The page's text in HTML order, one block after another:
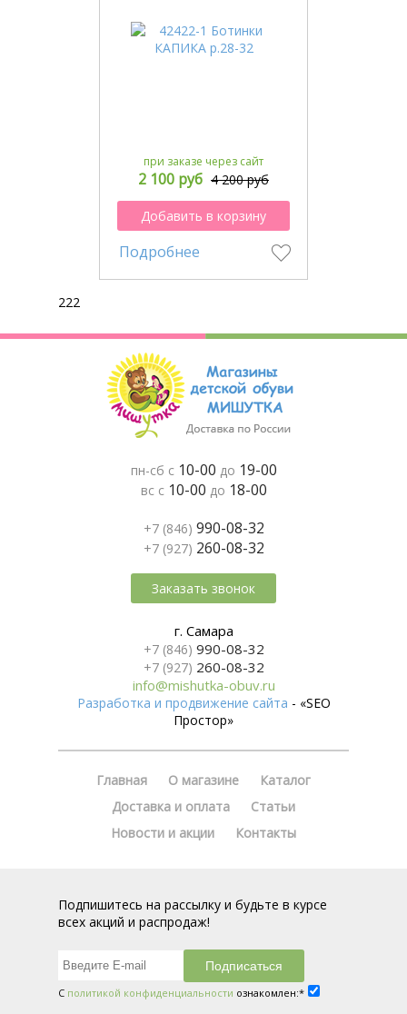
при заказе через сайт
2 100 руб 4 200 руб
Добавить в корзину
Подробнее
222
пн-сб с 10-00 до 19-00
вс с 10-00 до 18-00
+7 (846) 990-08-32
+7 (927) 260-08-32
Заказать звонок
г. Самара
+7 (846) 990-08-32
+7 (927) 260-08-32
info@mishutka-obuv.ru
Разработка и продвижение сайта - «SEO
Простор»
Главная О магазине
Каталог
Доставка и оплата
Статьи
Новости и акции
Контакты
Подпишитесь на рассылку и будьте в курсе
всех акций и распродаж!
С политикой конфиденциальности ознакомлен:*